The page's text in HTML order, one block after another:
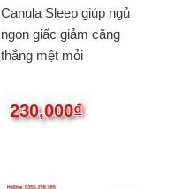
Canula Sleep giúp ngủ
ngon giấc giảm căng
thẳng mệt mỏi
230,000₫